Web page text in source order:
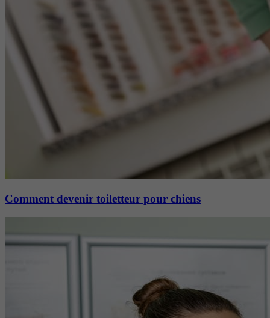
Comment devenir toiletteur pour chiens